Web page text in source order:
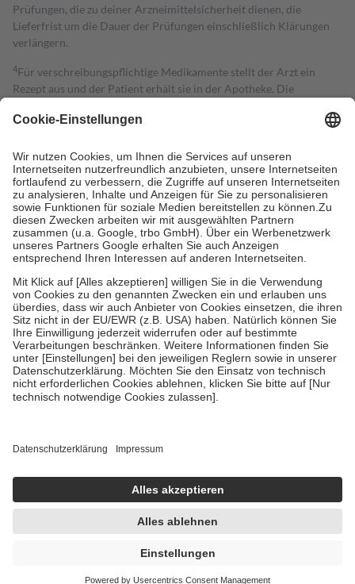
Prüfungen, die zu deiner Arzneimittelsicherheit dienen, die
Lieferfrist um die Dauer der Prüfungen einschließlich Klärungen
verlängern.
4Für verschreibungspflichtige Medikamente stellt der Arzt ein
Rezept aus und der Patient erhält sie in der Apotheke. Die
Kosten dafür, der Versicherte trägt einen Teil davon als Zuzahlung
Grundsätzlich leisten Mitglieder Zuzahlungen in Höhe von zehn
Prozent des Abgabepreises,mindestensjedochfünf Euround
höchstens zehn Euro.Es sind jedoch nie mehr als die tatsächlichen
Kosten der Leistung zu entrichten.
Diese Regeln gelten grundsätzlich auch für Online-Apotheken.
Bei Heilmitteln und häuslicher Krankenpflege beträgt die
Zuzahlung zehn Prozent der Kosten sowie zehn Euro je
Um das Engagement der Versicherten für ihre eigene Gesundheit zu
stärken und die besondere Stellung der Familie zu unterstützen,
fallenkeine Zuzahlungen an bei:
• Kindern und Jugendlichen bis zum vollendeten 18. Lebensjahr
mit Ausnahme der Fahrkosten
• Untersuchungen zur Vorsorge und Früherkennung, die von der
GKV getragen werden
• empfohlenen Schutzimpfungen
Wir nutzen Trusted Shops als unabhängigen Dienstleister für die
getroffen, um sicherzustellen, dass es sich um echte Bewertungen
handelt. Mehr Informationen findest du hier:
https://help.etrusted.com/hc/de/articles/4419944605341
Einige Bilder und Inhalte wurden unter Zuhilfenahme künstlicher